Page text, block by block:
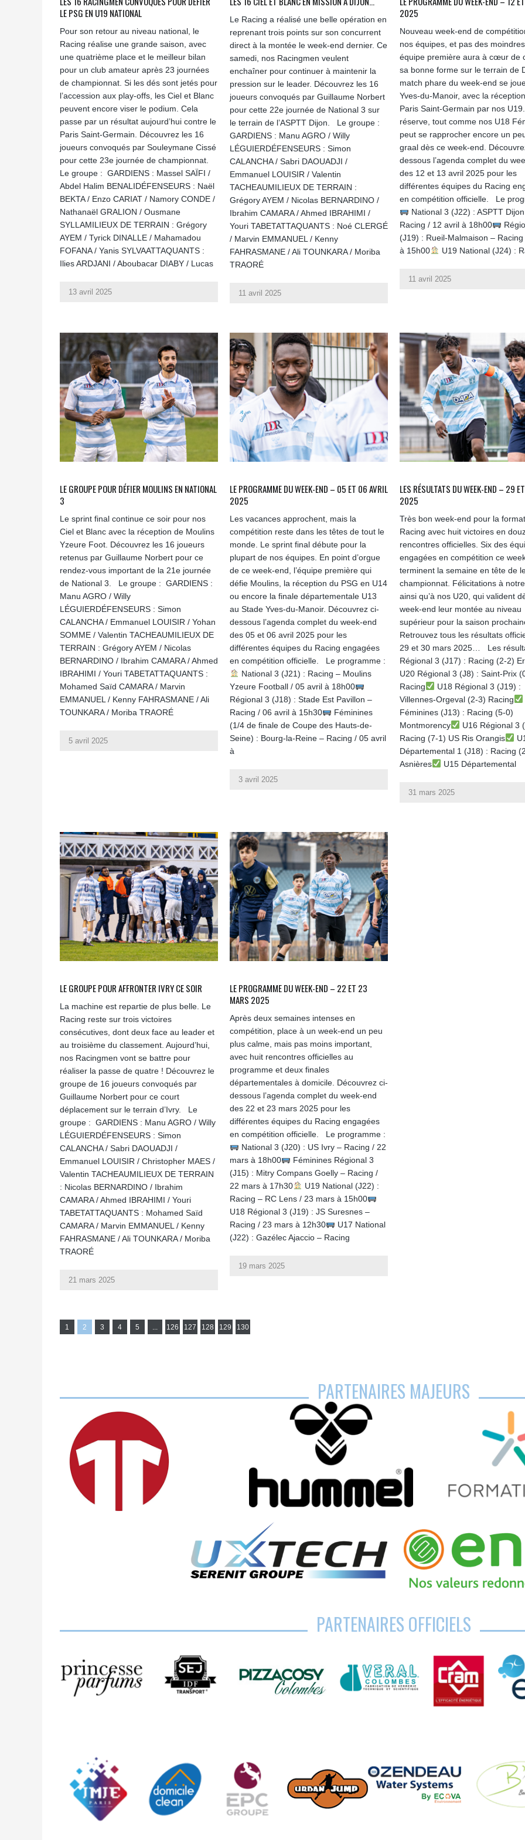
LE PSG EN U19 NATIONAL
Pour son retour au niveau national, le
Racing réalise une grande saison, avec
une quatrième place et le meilleur bilan
pour un club amateur après 23 journées
de championnat. Si les dés sont jetés pour
l’accession aux play-offs, les Ciel et Blanc
peuvent encore viser le podium. Cela
passe par un résultat aujourd’hui contre le
Paris Saint-Germain. Découvrez les 16
joueurs convoqués par Souleymane Cissé
pour cette 23e journée de championnat.
Le groupe : GARDIENS : Massel SAÏFI /
Abdel Halim BENALIDÉFENSEURS : Naël
BEKTA / Enzo CARIAT / Namory CONDE /
Nathanaël GRALION / Ousmane
SYLLAMILIEUX DE TERRAIN : Grégory
AYEM / Tyrick DINALLE / Mahamadou
FOFANA / Yanis SYLVAATTAQUANTS :
Ilies ARDJANI / Aboubacar DIABY / Lucas
13 avril 2025
Le Racing a réalisé une belle opération en
reprenant trois points sur son concurrent
direct à la montée le week-end dernier. Ce
samedi, nos Racingmen veulent
enchaîner pour continuer à maintenir la
pression sur le leader. Découvrez les 16
joueurs convoqués par Guillaume Norbert
pour cette 22e journée de National 3 sur
le terrain de l’ASPTT Dijon. Le groupe :
GARDIENS : Manu AGRO / Willy
LÉGUIERDÉFENSEURS : Simon
CALANCHA / Sabri DAOUADJI /
Emmanuel LOUISIR / Valentin
TACHEAUMILIEUX DE TERRAIN :
Grégory AYEM / Nicolas BERNARDINO /
Ibrahim CAMARA / Ahmed IBRAHIMI /
Youri TABETATTAQUANTS : Noé CLERGÉ
/ Marvin EMMANUEL / Kenny
FAHRASMANE / Ali TOUNKARA / Moriba
TRAORÉ
11 avril 2025
2025
Nouveau week-end de
nos équipes, et pas des
équipe première aura à cœur de
sa bonne forme sur le terrain de
match phare du week-end se
Yves-du-Manoir, avec la
Paris Saint-Germain par nos
réserve, tout comme nos U18
peut se rapprocher encore un
graal dès ce week-end.
dessous l’agenda complet du
des 12 et 13 avril 2025 pour les
différentes équipes du Racing
en compétition officielle. Le
National 3 (J22) : ASPTT
Racing / 12 avril à 18h00
(J19) : Rueil-Malmaison –
à 15h00
U19 National (J24) :
11 avril 2025
LE GROUPE POUR DÉFIER MOULINS EN NATIONAL
3
Le sprint final continue ce soir pour nos
Ciel et Blanc avec la réception de Moulins
Yzeure Foot. Découvrez les 16 joueurs
retenus par Guillaume Norbert pour ce
rendez-vous important de la 21e journée
de National 3. Le groupe : GARDIENS :
Manu AGRO / Willy
LÉGUIERDÉFENSEURS : Simon
CALANCHA / Emmanuel LOUISIR / Yohan
SOMME / Valentin TACHEAUMILIEUX DE
TERRAIN : Grégory AYEM / Nicolas
BERNARDINO / Ibrahim CAMARA / Ahmed
IBRAHIMI / Youri TABETATTAQUANTS :
Mohamed Saïd CAMARA / Marvin
EMMANUEL / Kenny FAHRASMANE / Ali
TOUNKARA / Moriba TRAORÉ
5 avril 2025
LE PROGRAMME DU WEEK-END – 05 ET 06 AVRIL
2025
Les vacances approchent, mais la
compétition reste dans les têtes de tout le
monde. Le sprint final débute pour la
plupart de nos équipes. En point d’orgue
de ce week-end, l’équipe première qui
défie Moulins, la réception du PSG en U14
ou encore la finale départementale U13
au Stade Yves-du-Manoir. Découvrez ci-
dessous l’agenda complet du week-end
des 05 et 06 avril 2025 pour les
différentes équipes du Racing engagées
en compétition officielle. Le programme :
National 3 (J21) : Racing – Moulins
Yzeure Football / 05 avril à 18h00
Régional 3 (J18) : Stade Est Pavillon –
Racing / 06 avril à 15h30
Féminines
(1/4 de finale de Coupe des Hauts-de-
Seine) : Bourg-la-Reine – Racing / 05 avril
à
3 avril 2025
LES RÉSULTATS DU WEEK-END – 29
2025
Très bon week-end pour la
Racing avec huit victoires en
rencontres officielles. Six des
engagées en compétition ce
terminent la semaine en tête de
championnat. Félicitations à
ainsi qu’à nos U20, qui valident
week-end leur montée au niveau
supérieur pour la saison
Retrouvez tous les résultats
29 et 30 mars 2025… Les
Régional 3 (J17) : Racing (2-2)
U20 Régional 3 (J8) : Saint-Prix
Racing
U18 Régional 3 (J19) :
Villennes-Orgeval (2-3) Racing
Féminines (J13) : Racing (5-0)
Montmorency
U16 Régional 3
Racing (7-1) US Ris Orangis
Départemental 1 (J18) : Racing
Asnières
U15 Départemental
31 mars 2025
LE GROUPE POUR AFFRONTER IVRY CE SOIR
La machine est repartie de plus belle. Le
Racing reste sur trois victoires
consécutives, dont deux face au leader et
au troisième du classement. Aujourd’hui,
nos Racingmen vont se battre pour
réaliser la passe de quatre ! Découvrez le
groupe de 16 joueurs convoqués par
Guillaume Norbert pour ce court
déplacement sur le terrain d’Ivry. Le
groupe : GARDIENS : Manu AGRO / Willy
LÉGUIERDÉFENSEURS : Simon
CALANCHA / Sabri DAOUADJI /
Emmanuel LOUISIR / Christopher MAES /
Valentin TACHEAUMILIEUX DE TERRAIN
: Nicolas BERNARDINO / Ibrahim
CAMARA / Ahmed IBRAHIMI / Youri
TABETATTAQUANTS : Mohamed Saïd
CAMARA / Marvin EMMANUEL / Kenny
FAHRASMANE / Ali TOUNKARA / Moriba
TRAORÉ
21 mars 2025
LE PROGRAMME DU WEEK-END – 22 ET 23
MARS 2025
Après deux semaines intenses en
compétition, place à un week-end un peu
plus calme, mais pas moins important,
avec huit rencontres officielles au
programme et deux finales
départementales à domicile. Découvrez ci-
dessous l’agenda complet du week-end
des 22 et 23 mars 2025 pour les
différentes équipes du Racing engagées
en compétition officielle. Le programme :
National 3 (J20) : US Ivry – Racing / 22
mars à 18h00
Féminines Régional 3
(J15) : Mitry Compans Goelly – Racing /
22 mars à 17h30
U19 National (J22) :
Racing – RC Lens / 23 mars à 15h00
U18 Régional 3 (J19) : JS Suresnes –
Racing / 23 mars à 12h30
U17 National
(J22) : Gazélec Ajaccio – Racing
19 mars 2025
1 2 3 4 5 ... 126 127 128 129 130
PARTENAIRES MAJEURS
PARTENAIRES OFFICIELS